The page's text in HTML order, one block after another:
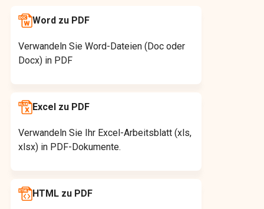
Word zu PDF
Verwandeln Sie Word-Dateien (Doc oder
Docx) in PDF
Excel zu PDF
Verwandeln Sie Ihr Excel-Arbeitsblatt (xls,
xlsx) in PDF-Dokumente.
HTML zu PDF